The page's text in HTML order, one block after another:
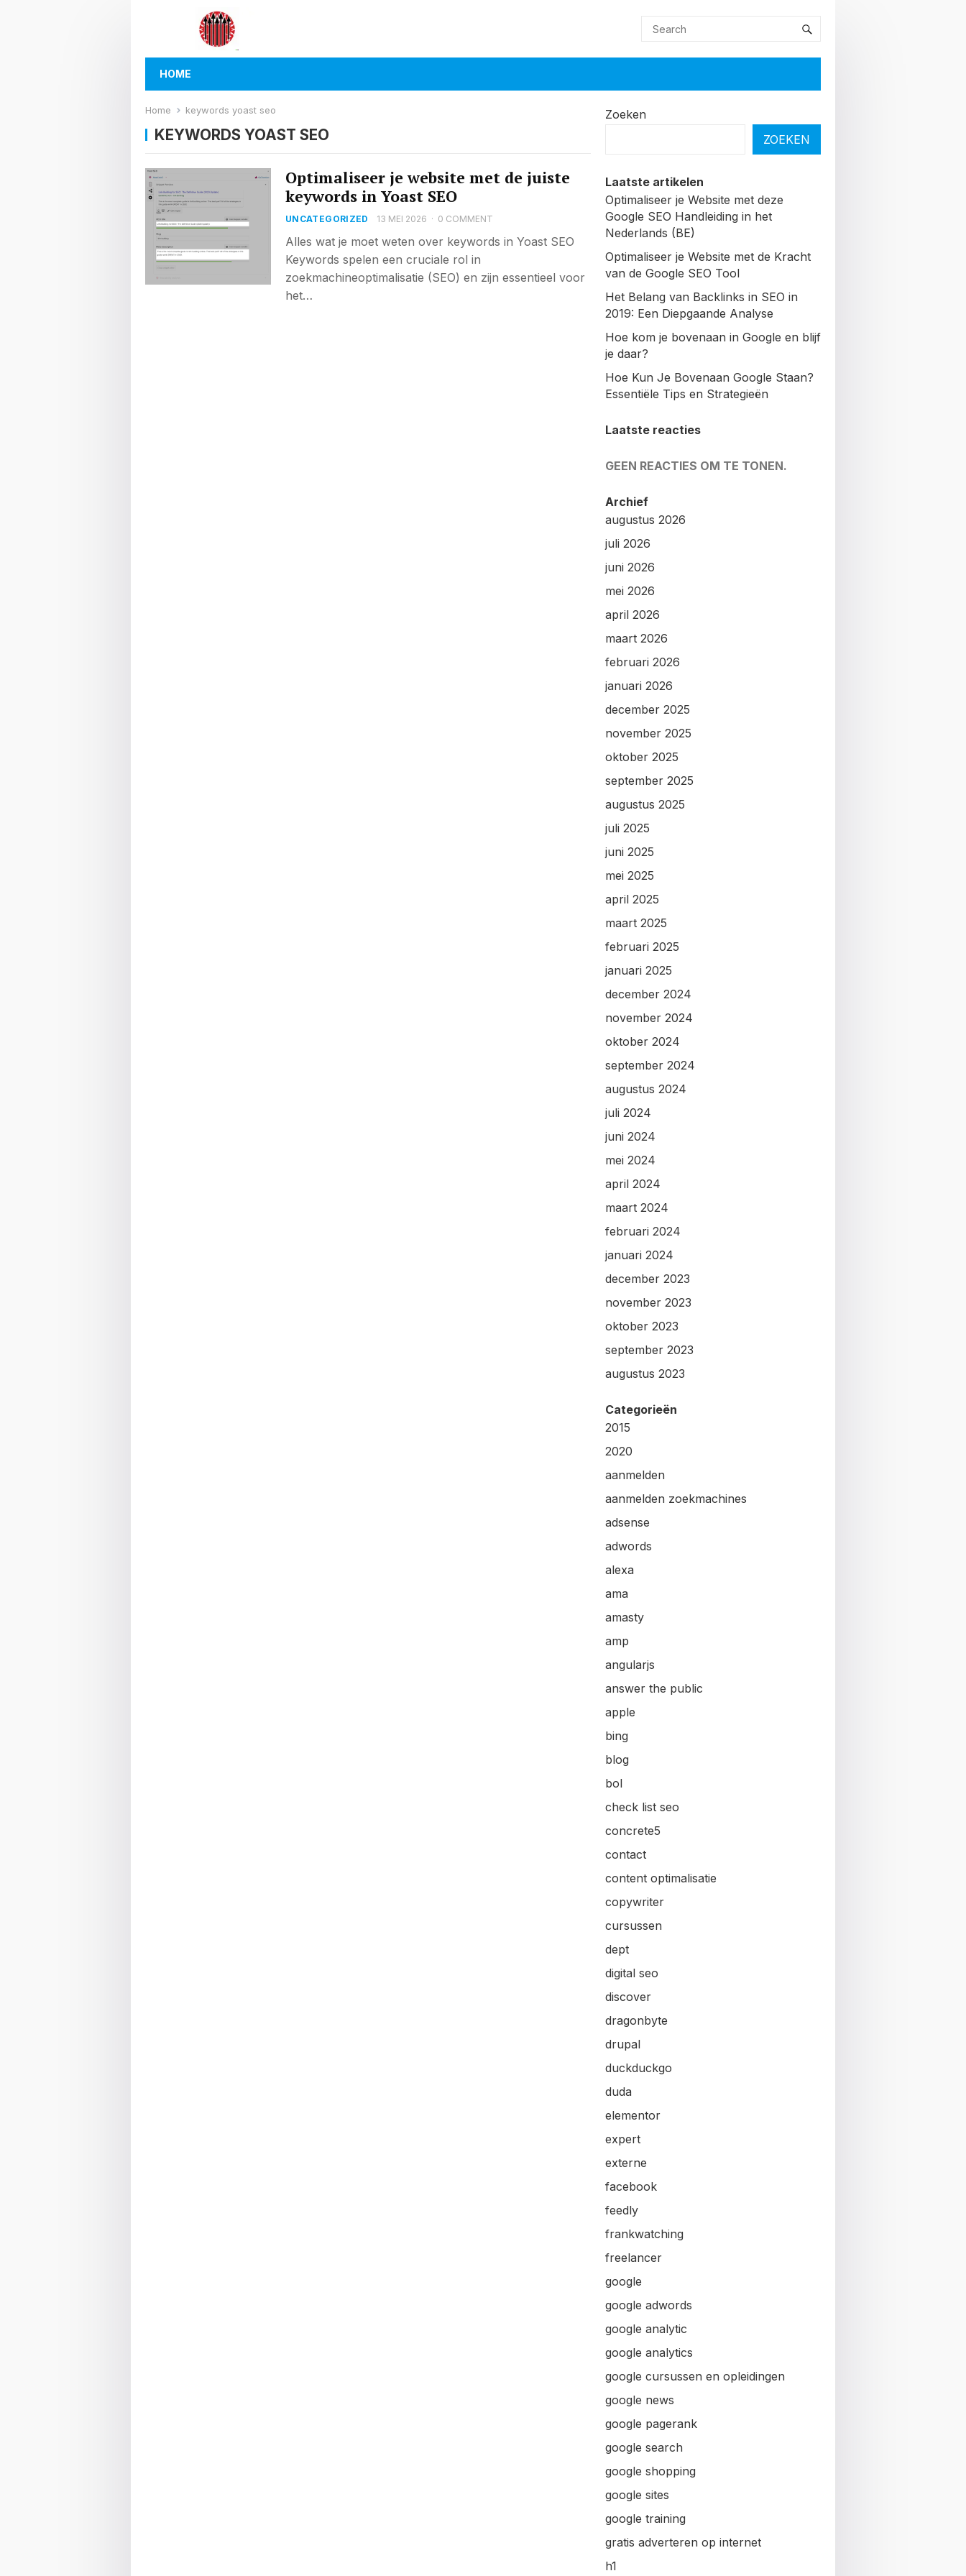
HOME
Home keywords yoast seo
KEYWORDS YOAST SEO
Optimaliseer je website met de juiste
keywords in Yoast SEO
UNCATEGORIZED 13 MEI 2026 · 0 COMMENT
Alles wat je moet weten over keywords in Yoast SEO
Keywords spelen een cruciale rol in
zoekmachineoptimalisatie (SEO) en zijn essentieel voor
het…
Zoeken
ZOEKEN
Laatste artikelen
Optimaliseer je Website met deze
Google SEO Handleiding in het
Nederlands (BE)
Optimaliseer je Website met de Kracht
van de Google SEO Tool
Het Belang van Backlinks in SEO in
2019: Een Diepgaande Analyse
Hoe kom je bovenaan in Google en blijf
je daar?
Hoe Kun Je Bovenaan Google Staan?
Essentiële Tips en Strategieën
Laatste reacties
GEEN REACTIES OM TE TONEN.
Archief
augustus 2026
juli 2026
juni 2026
mei 2026
april 2026
maart 2026
februari 2026
januari 2026
december 2025
november 2025
oktober 2025
september 2025
augustus 2025
juli 2025
juni 2025
mei 2025
april 2025
maart 2025
februari 2025
januari 2025
december 2024
november 2024
oktober 2024
september 2024
augustus 2024
juli 2024
juni 2024
mei 2024
april 2024
maart 2024
februari 2024
januari 2024
december 2023
november 2023
oktober 2023
september 2023
augustus 2023
Categorieën
2015
2020
aanmelden
aanmelden zoekmachines
adsense
adwords
alexa
ama
amasty
amp
angularjs
answer the public
apple
bing
blog
bol
check list seo
concrete5
contact
content optimalisatie
copywriter
cursussen
dept
digital seo
discover
dragonbyte
drupal
duckduckgo
duda
elementor
expert
externe
facebook
feedly
frankwatching
freelancer
google
google adwords
google analytic
google analytics
google cursussen en opleidingen
google news
google pagerank
google search
google shopping
google sites
google training
gratis adverteren op internet
h1